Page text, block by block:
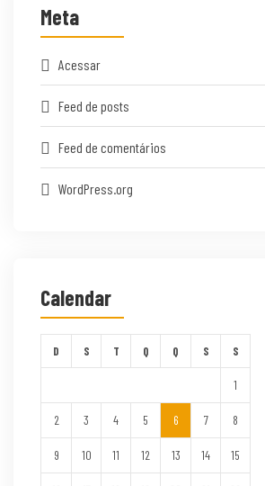
Meta
Acessar
Feed de posts
Feed de comentários
WordPress.org
Calendar
D S T Q Q S S
1
2 3 4 5 6 7 8
9 10 11 12 13 14 15